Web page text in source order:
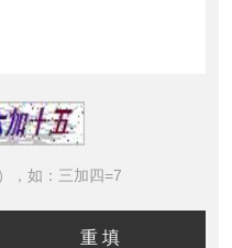
，如：三加四=7